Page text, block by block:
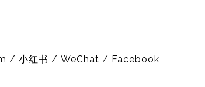
/ 小红书 / WeChat / Facebook